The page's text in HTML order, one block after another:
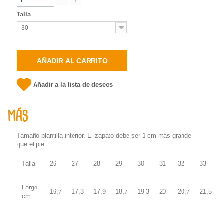
Talla
30
AÑADIR AL CARRITO
Añadir a la lista de deseos
MÁS
Tamaño plantilla interior. El zapato debe ser 1 cm más grande
que el pie.
Talla 26 27 28 29 30 31 32 33
Largo
cm
16,7 17,3 17,9 18,7 19,3 20 20,7 21,5